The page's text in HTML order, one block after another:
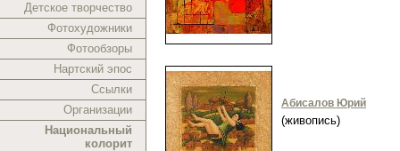
Детское творчество
Фотохудожники
Фотообзоры
Нартский эпос
Ссылки
Организации
Национальный
колорит
Абисалов Юрий
(живопись)